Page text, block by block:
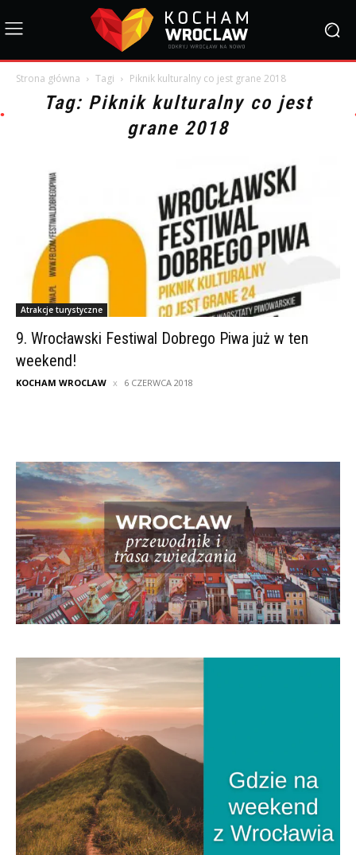
Strona główna Tagi Piknik kulturalny co jest grane 2018
Tag: Piknik kulturalny co jest
grane 2018
Atrakcje turystyczne
9. Wrocławski Festiwal Dobrego Piwa już w ten
weekend!
KOCHAM WROCLAW 6 CZERWCA 2018